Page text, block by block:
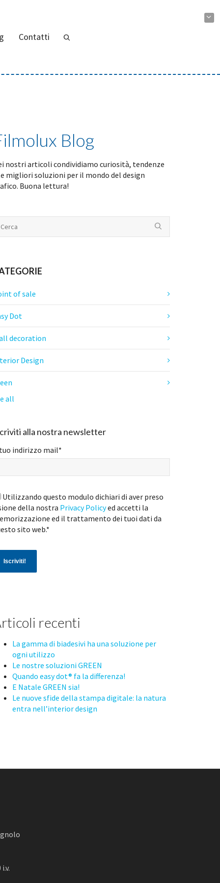
Contatti
Blog
nostri articoli condividiamo curiosità, tendenze
migliori soluzioni per il mondo del design
Buona lettura!
of sale
Dot
decoration
Design
all
alla nostra newsletter
indirizzo mail*
Utilizzando questo modulo dichiari di aver preso
della nostra Privacy Policyed accetti la
ed il trattamento dei tuoi dati da
sito web.*
recenti
La gamma di biadesivi ha una soluzione per
ogni utilizzo
Le nostre soluzioni GREEN
Quando easy dot® fa la differenza!
E Natale GREEN sia!
Le nuove sfide della stampa digitale: la natura
entra nell’interior design